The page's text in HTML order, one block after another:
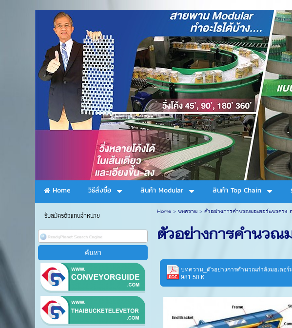
Home วิธีสั่งซื้อ สินค้า Modular สินค้า Top Chain
รับสมัครตัวแทนจำหน่าย Home> บทความ> ตัวอย่างการคำนวณมอเตอร์แนวตรง
ตัวอย่างการคำนวณ
บทความ_ตัวอย่างการคำนวณกำลังมอเตอร์
981.50 K